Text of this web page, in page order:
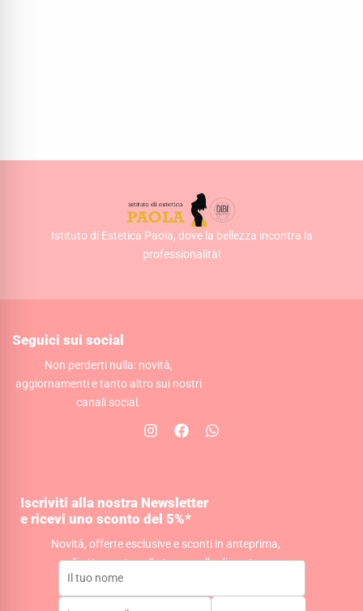
Istituto di Estetica Paola, dove la bellezza incontra la
professionalità!
Seguici sui social
Non perderti nulla: novità,
aggiornamenti e tanto altro sui nostri
canali social.
I
g
r
m
F
o
o
W
Iscriviti alla nostra Newsletter
e ricevi uno sconto del 5%*
Novità, offerte esclusive e sconti in anteprima,
direttamente nella tua casella di posta.